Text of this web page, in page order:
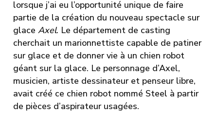
lorsque j’ai eu l’opportunité unique de faire
partie de la création du nouveau spectacle sur
glace Axel. Le département de casting
cherchait un marionnettiste capable de patiner
sur glace et de donner vie à un chien robot
géant sur la glace. Le personnage d’Axel,
musicien, artiste dessinateur et penseur libre,
avait créé ce chien robot nommé Steel à partir
de pièces d’aspirateur usagées.